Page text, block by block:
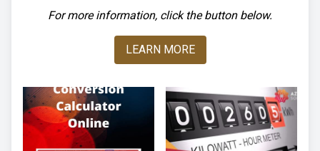
For more information, click the button below.
LEARN MORE